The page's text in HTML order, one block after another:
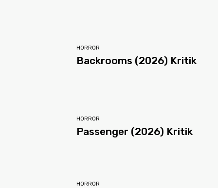
HORROR
Backrooms (2026) Kritik
HORROR
Passenger (2026) Kritik
HORROR